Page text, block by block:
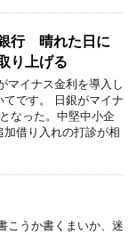
行 晴れた日に
り上げる
マイナス金利を導入し
です。 日銀がマイナ
なった。中堅中小企
借り入れの打診が相
こうか書くまいか、迷